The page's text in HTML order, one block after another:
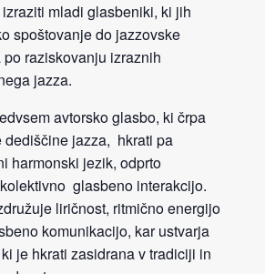
mladi glasbeniki, ki jih
spoštovanje do jazzovske
raziskovanju izraznih
jazza.
avtorsko glasbo, ki črpa
dediščine jazza, hkrati pa
harmonski jezik, odprto
glasbeno interakcijo.
liričnost, ritmično energijo
komunikacijo, kar ustvarja
je hkrati zasidrana v tradiciji in